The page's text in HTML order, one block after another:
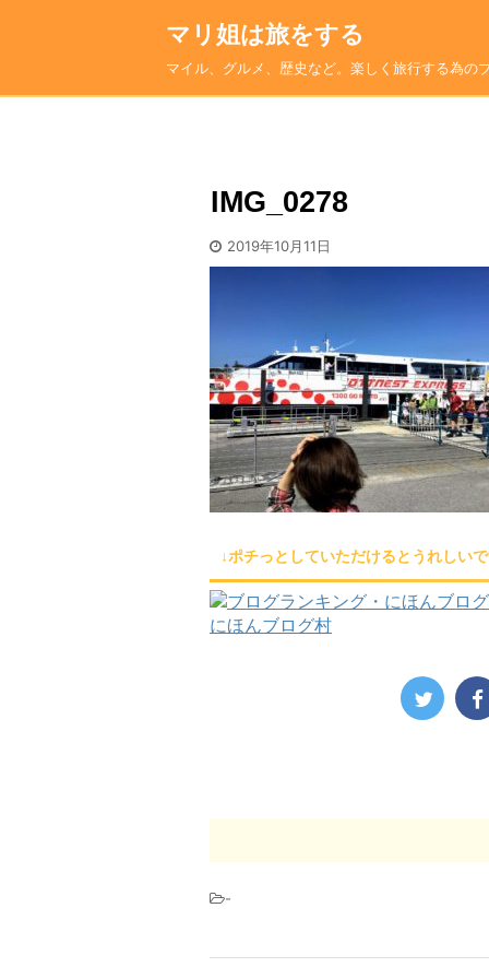
マリ姐は旅をする
マイル、グルメ、歴史など。楽しく旅行する為の
IMG_0278
2019年10月11日
↓ポチっとしていただけるとうれしい
にほんブログ村
-